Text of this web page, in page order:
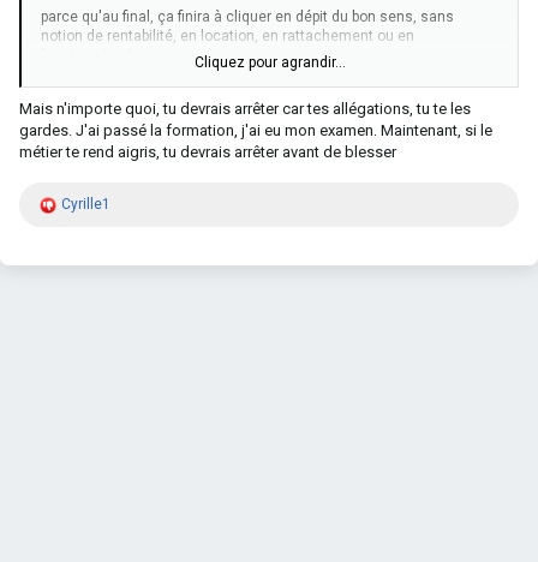
parce qu'au final, ça finira à cliquer en dépit du bon sens, sans
notion de rentabilité, en location, en rattachement ou en
l'algorithme va gâter un mois et puis , il fera comme avec les
copains , le minimum syndical, pas plus, pas moins.
Messages Fusionnés9 Janvier 2025
carte pro par un moyen ou un autre et de voir sur un forum si y'a du
Cliquez pour agrandir...
Mais n'importe quoi, tu devrais arrêter car tes allégations, tu te les
gardes. J'ai passé la formation, j'ai eu mon examen. Maintenant, si le
métier te rend aigris, tu devrais arrêter avant de blesser
R
Cyrille1